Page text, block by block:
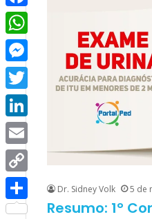
Dr. Sidney Volk 5 de
Resumo: 1°
Facebook
WhatsApp
Messenger
Twitter
LinkedIn
Email
Copy
Link
Share